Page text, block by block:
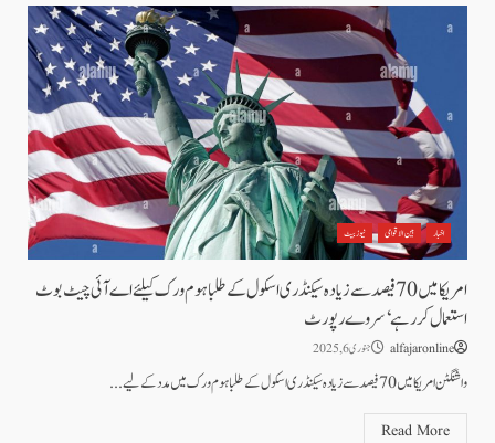
اخبار بین الاقوامی نیوز بیٹ
امریکا میں 70 فیصد سے زیادہ سیکنڈری اسکول کے طلبا ہوم ورک کیلئے اے آئی چیٹ بوٹ
استعمال کر رہے‘سروے رپورٹ
alfajaronline جنوری 6, 2025
واشنگٹن امریکا میں 70 فیصد سے زیادہ سیکنڈری اسکول کے طلبا ہوم ورک میں مدد کے لیے...
Read More